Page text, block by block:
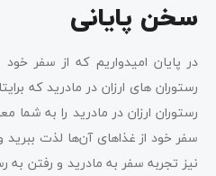
سخن پایانی
در پایان امیدواریم که از سفر
رستوران ارزان در مادرید را به شما
سفر خود از غذاهای آن‌ها لذت ببرید
نیز تجربه سفر به مادرید و رفتن به